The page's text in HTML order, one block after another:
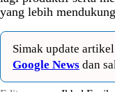
yang lebih
Simak update
Google News dan